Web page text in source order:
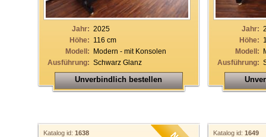
Jahr: 2025
Höhe: 116 cm
Modell: Modern - mit Konsolen
Ausführung: Schwarz Glanz
Unverbindlich bestellen
Jahr:
Höhe:
Modell:
Ausführung:
Katalog id: 1638 Katalog id: 1649